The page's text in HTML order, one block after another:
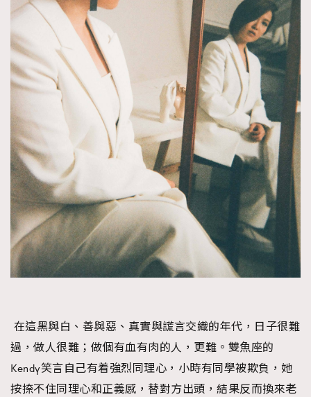
在這黑與白、善與惡、真實與謊言交織的年代，日子很難
過，做人很難；做個有血有肉的人，更難。雙魚座的
Kendy笑言自己有着強烈同理心，小時有同學被欺負，她
按捺不住同理心和正義感，替對方出頭，結果反而換來老